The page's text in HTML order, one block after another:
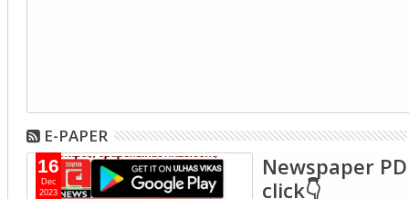
E-PAPER
16
Dec
2023
Newspaper
click👇